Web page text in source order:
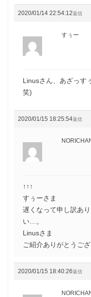
2020/01/14 22:54:12返信
すぅー
Linusさん、あざっす
笑)
2020/01/15 18:25:54返信
↑↑↑
すぅーさま
遅くなって申し訳あ
い…。
Linusさま
ご紹介ありがとうご
2020/01/15 18:40:26返信